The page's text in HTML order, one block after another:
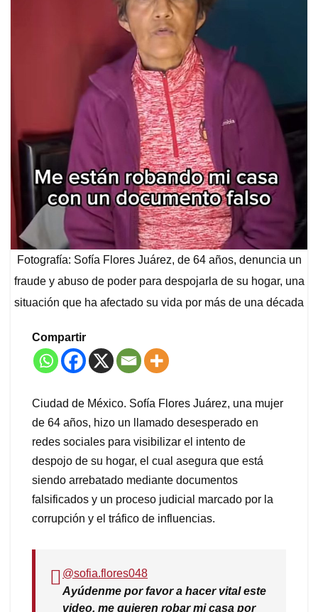
Fotografía: Sofía Flores Juárez, de 64 años, denuncia un
fraude y abuso de poder para despojarla de su hogar, una
situación que ha afectado su vida por más de una década
Compartir
Ciudad de México. Sofía Flores Juárez, una mujer
de 64 años, hizo un llamado desesperado en
redes sociales para visibilizar el intento de
despojo de su hogar, el cual asegura que está
siendo arrebatado mediante documentos
falsificados y un proceso judicial marcado por la
corrupción y el tráfico de influencias.
@sofia.flores048
Ayúdenme por favor a hacer vital este
video, me quieren robar mi casa por